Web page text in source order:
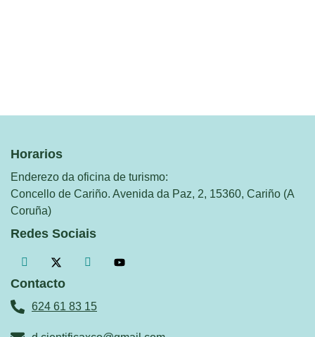
Horarios
Enderezo da oficina de turismo:
Concello de Cariño. Avenida da Paz, 2, 15360, Cariño (A
Coruña)
Redes Sociais
Contacto
624 61 83 15